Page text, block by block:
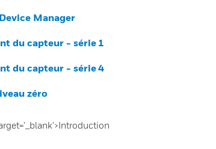
Manager
du capteur - série 1
du capteur - série 4
zéro